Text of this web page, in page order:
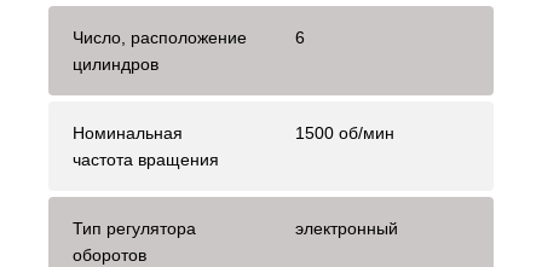
Число, расположение
цилиндров
6
Номинальная
частота вращения
1500 об/мин
Тип регулятора
оборотов
электронный